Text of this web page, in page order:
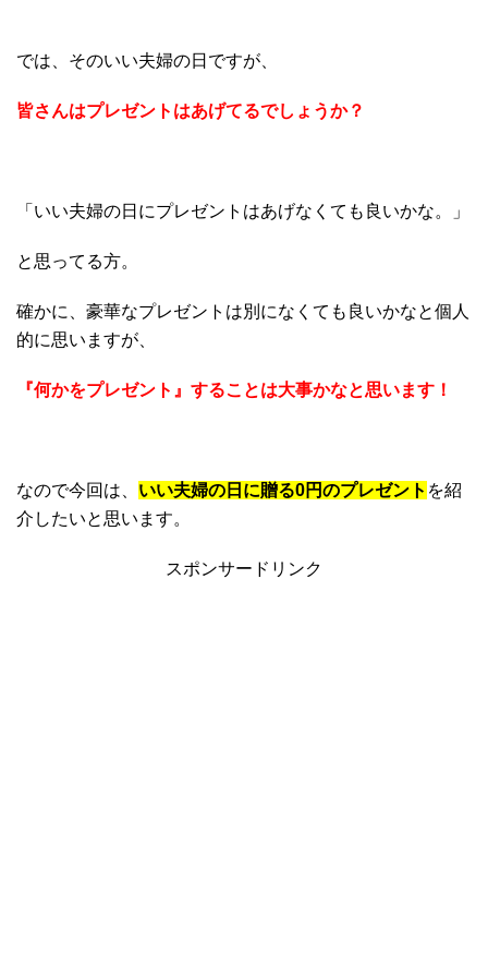
では、そのいい夫婦の日ですが、
皆さんはプレゼントはあげてるでしょうか？
「いい夫婦の日にプレゼントはあげなくても良いかな。」
と思ってる方。
確かに、豪華なプレゼントは別になくても良いかなと個人
的に思いますが、
『何かをプレゼント』することは大事かなと思います！
なので今回は、 いい夫婦の日に贈る0円のプレゼント を紹
介したいと思います。
スポンサードリンク